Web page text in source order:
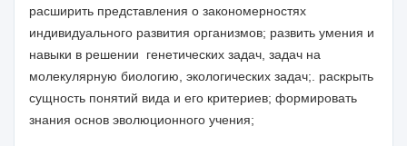
расширить представления о закономерностях
индивидуального развития организмов; развить умения и
навыки в решении генетических задач, задач на
молекулярную биологию, экологических задач;. раскрыть
сущность понятий вида и его критериев; формировать
знания основ эволюционного учения;